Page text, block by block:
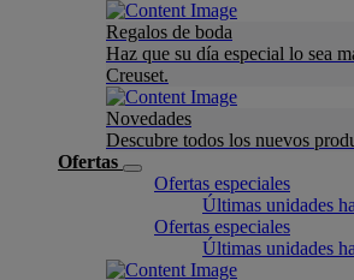
Regalos de boda
Haz que su día especial lo sea
Creuset.
Novedades
Descubre todos los nuevos
Ofertas
Ofertas especiales
Últimas unidades
Ofertas especiales
Últimas unidades